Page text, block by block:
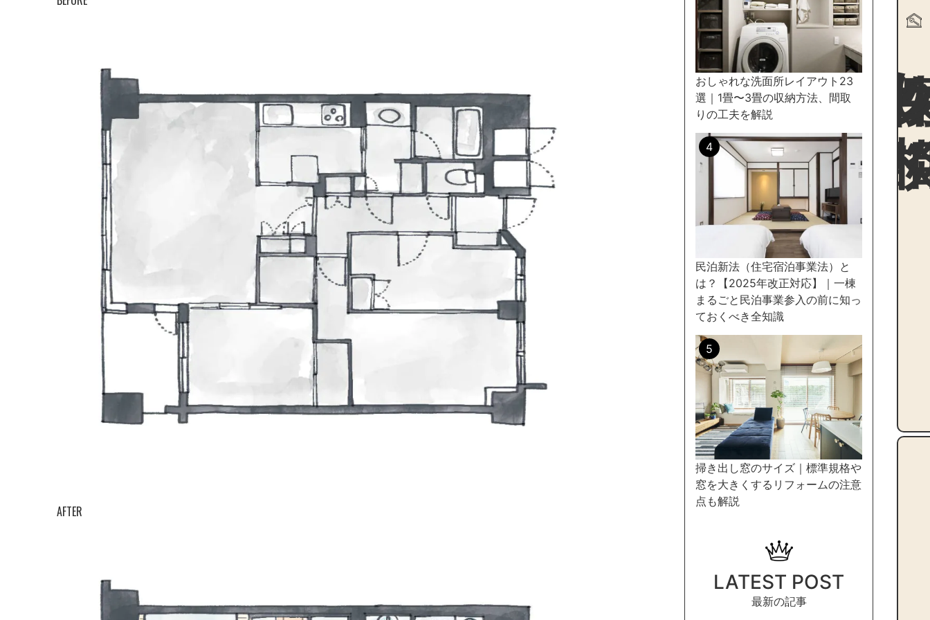
AFTER
おしゃれな洗面所レイアウト23
選｜1畳〜3畳の収納方法、間取
りの工夫を解説
民泊新法（住宅宿泊事業法）と
は？【2025年改正対応】｜一棟
まるごと民泊事業参入の前に知っ
ておくべき全知識
掃き出し窓のサイズ｜標準規格や
窓を大きくするリフォームの注意
点も解説
LATEST POST
最新の記事
物